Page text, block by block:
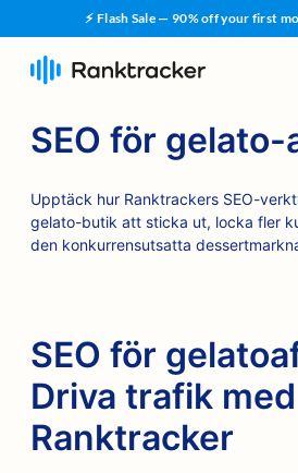
⚡ Flash Sale — 90% off your first
SEO för
Upptäck hur Ranktrackers SEO-
gelato-butik att sticka ut, locka fler
den konkurrensutsatta
SEO för
Driva trafik med
Ranktracker